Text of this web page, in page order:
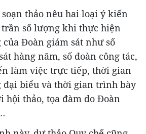
thảo nêu hai loại ý kiến
số lượng khi thực hiện
của Đoàn giám sát như số
hàng năm, số đoàn công tác,
làm việc trực tiếp, thời gian
đại biểu và thời gian trình bày
hội thảo, tọa đàm do Đoàn